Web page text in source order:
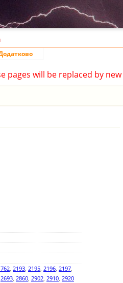
pages will be replaced by
, 2193, 2195, 2196, 2197,
2693, 2860, 2902, 2910, 2920